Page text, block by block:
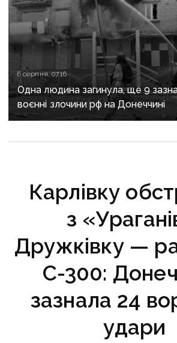
6 серпня, 07:16
Одна людина загинула, ще 9
воєнні злочини рф на Донеччині
Карлівку
з
Дружківку —
С-300:
зазнала 24
удари